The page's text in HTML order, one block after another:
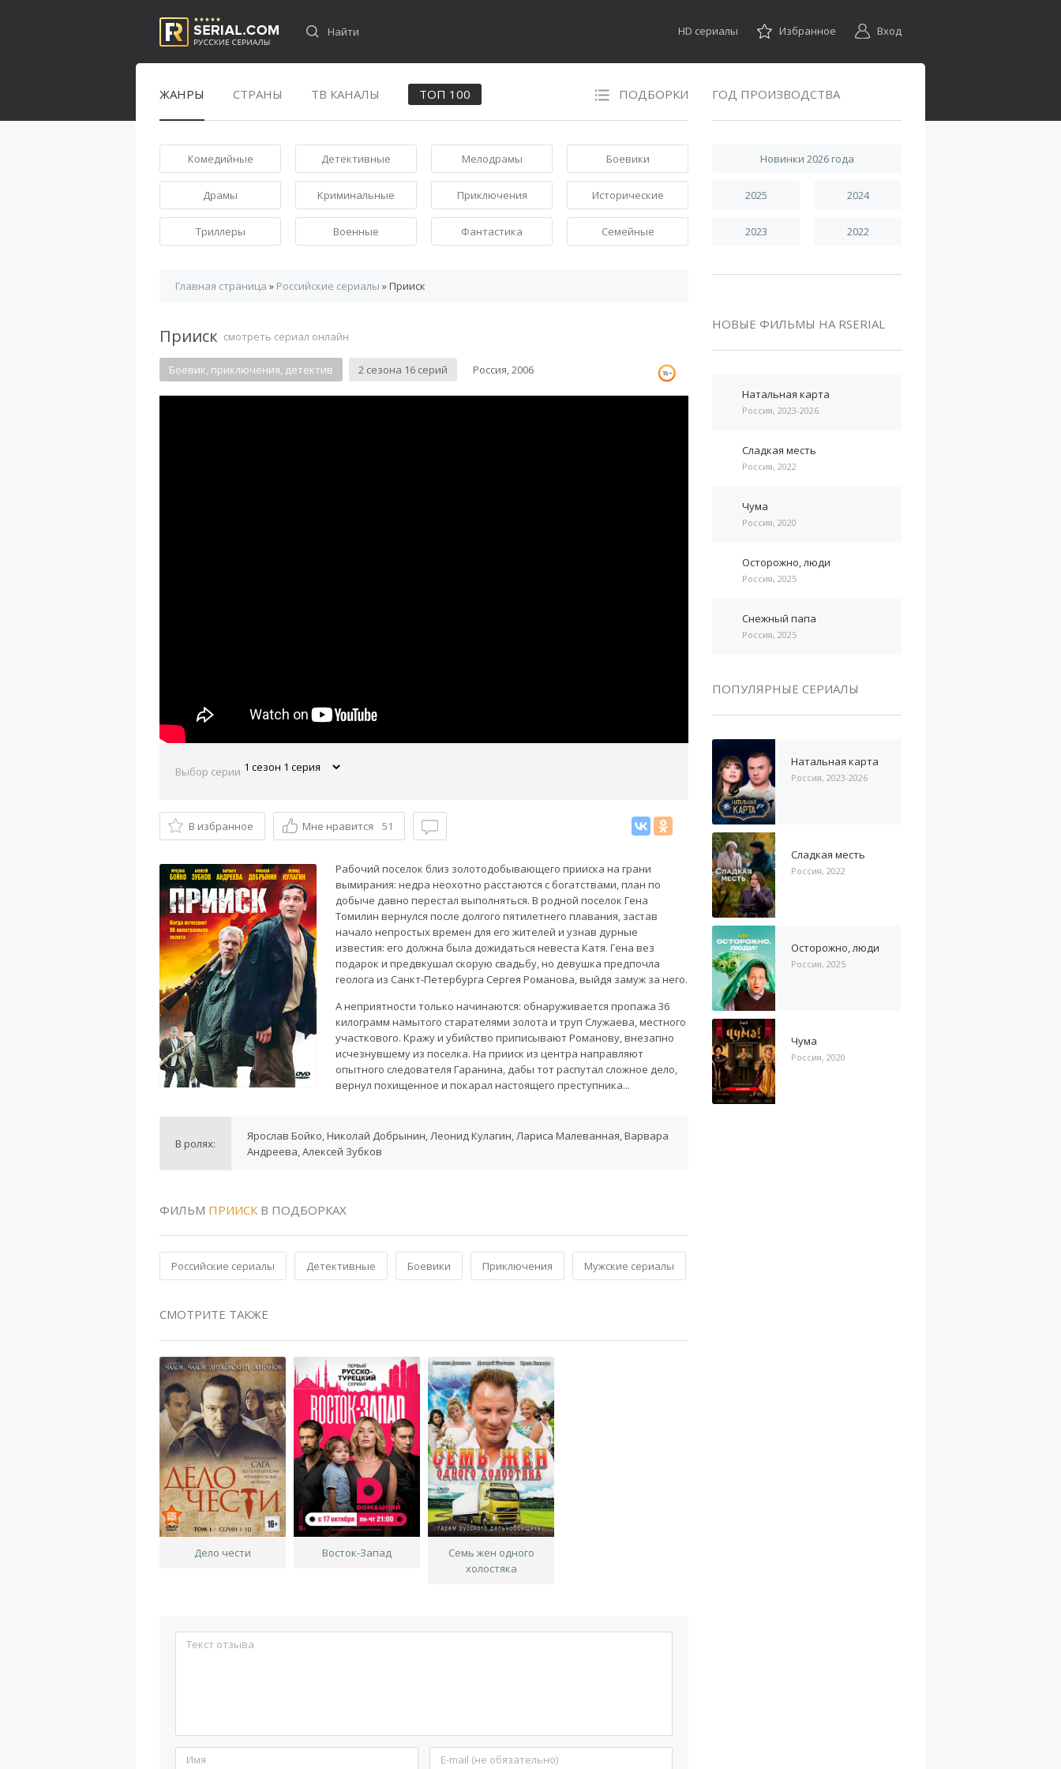
HD сериалы Избранное Вход
ЖАНРЫ СТРАНЫ ТВ КАНАЛЫ ПОДБОРКИ
ТОП 100
Комедийные Детективные Мелодрамы Боевики
Драмы Криминальные Приключения Исторические
Триллеры Военные Фантастика Семейные
Главная страница » Российские сериалы » Прииск
Прииск смотреть сериал онлайн
Боевик, приключения, детектив 2 сезона 16 серий Россия, 2006
Выбор серии
В избранное Мне нравится 51
Рабочий поселок близ золотодобывающего прииска на грани
вымирания: недра неохотно расстаются с богатствами, план по
добыче давно перестал выполняться. В родной поселок Гена
Томилин вернулся после долгого пятилетнего плавания, застав
начало непростых времен для его жителей и узнав дурные
известия: его должна была дожидаться невеста Катя. Гена вез
подарок и предвкушал скорую свадьбу, но девушка предпочла
геолога из Санкт-Петербурга Сергея Романова, выйдя замуж за него.
А неприятности только начинаются: обнаруживается пропажа 36
килограмм намытого старателями золота и труп Служаева, местного
участкового. Кражу и убийство приписывают Романову, внезапно
исчезнувшему из поселка. На прииск из центра направляют
опытного следователя Гаранина, дабы тот распутал сложное дело,
вернул похищенное и покарал настоящего преступника...
В ролях:
Ярослав Бойко, Николай Добрынин, Леонид Кулагин, Лариса Малеванная, Варвара
Андреева, Алексей Зубков
ФИЛЬМ ПРИИСКВ ПОДБОРКАХ
Российские сериалы Детективные Боевики Приключения Мужские сериалы
СМОТРИТЕ ТАКЖЕ
Дело чести Восток-Запад
Семь жен одного
холостяка
ГОД ПРОИЗВОДСТВА
Новинки 2026 года
2025 2024
2023 2022
НОВЫЕ ФИЛЬМЫ НА RSERIAL
Натальная карта
Россия, 2023-2026
Сладкая месть
Россия, 2022
Чума
Россия, 2020
Осторожно, люди
Россия, 2025
Снежный папа
Россия, 2025
ПОПУЛЯРНЫЕ СЕРИАЛЫ
Натальная карта
Россия, 2023-2026
Сладкая месть
Россия, 2022
Осторожно, люди
Россия, 2025
Чума
Россия, 2020